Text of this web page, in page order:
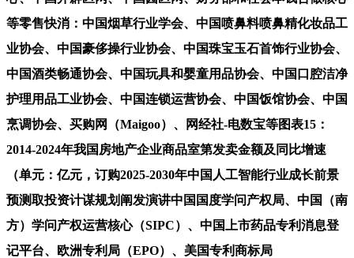
等零售快消：中国烟草行业学会、中国喷鼻料喷鼻精化妆品工
业协会、中国豪侈操行业协会、中国珠宝玉石首饰行业协会、
中国酒类畅通协会、中国玩具和婴童用品协会、中国口腔洁净
护理用品工业协会、中国连锁运营协会、中国饭馆协会、中国
烹调协会、买购网（Maigoo）、网经社-电数宝等图表15：
2014-2024年我国房地产企业商品室第发卖金额及同比增速
（单元：亿元，订购2025-2030年中国人工智能行业成长前景
预测取投资计谋规划阐发演讲中国国度学问产权局、中国（南
方）学问产权运营核心（SIPC）、中国上市药品专利消息登
记平台、欧洲专利局（EPO）、美国专利商标局